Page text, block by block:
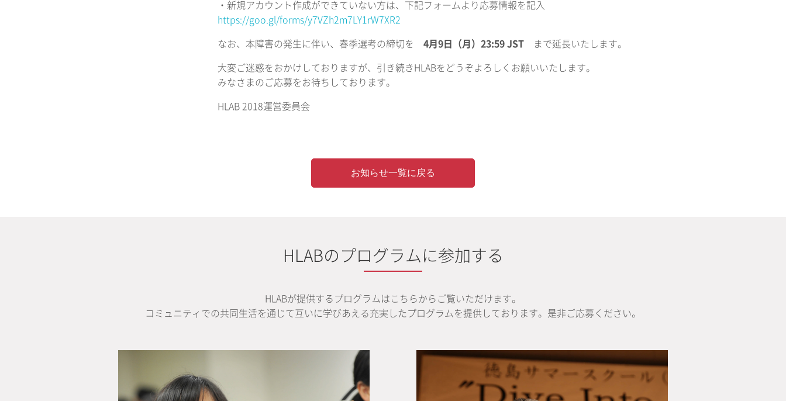
・新規アカウント作成ができていない方は、下記フォームより応募情報を記入
https://goo.gl/forms/y7VZh2m7LY1rW7XR2
なお、本障害の発生に伴い、春季選考の締切を 4月9日（月）23:59 JST まで延長いたします。
大変ご迷惑をおかけしておりますが、引き続きHLABをどうぞよろしくお願いいたします。
みなさまのご応募をお待ちしております。
HLAB 2018運営委員会
お知らせ一覧に戻る
HLABのプログラムに参加する
HLABが提供するプログラムはこちらからご覧いただけます。
コミュニティでの共同生活を通じて互いに学びあえる充実したプログラムを提供しております。是非ご応募ください。